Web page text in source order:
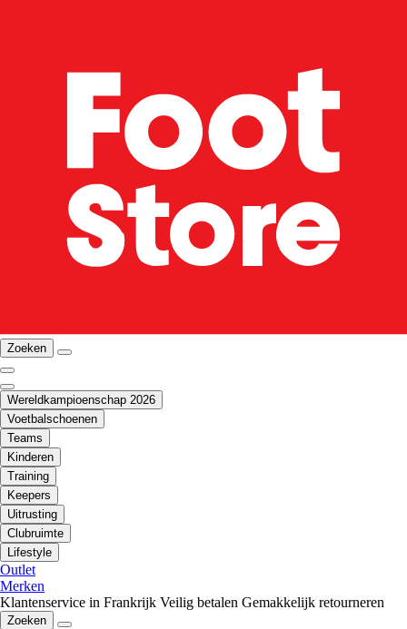
Zoeken
Wereldkampioenschap 2026
Voetbalschoenen
Teams
Kinderen
Training
Keepers
Uitrusting
Clubruimte
Lifestyle
Outlet
Merken
Klantenservice in Frankrijk Veilig betalen Gemakkelijk retourneren
Zoeken